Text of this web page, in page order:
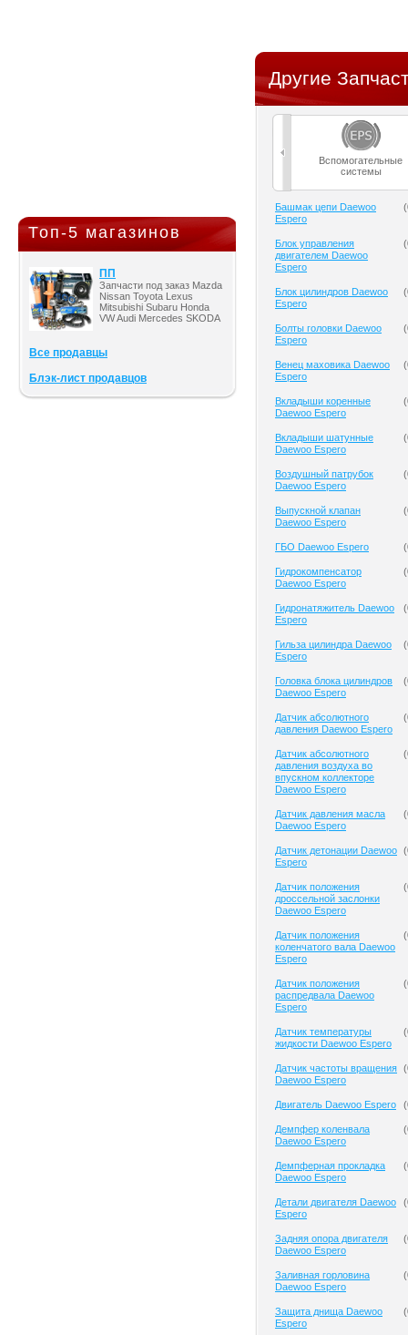
Топ-5 магазинов
ПП
Запчасти под заказ Mazda
Nissan Toyota Lexus
Mitsubishi Subaru Honda
VW Audi Mercedes SKODA
Все продавцы
Блэк-лист продавцов
Другие
Вспомогательные
системы
Башмак цепи Daewoo
Espero
(
Блок управления
двигателем Daewoo
Espero
(
Блок цилиндров Daewoo
Espero
(
Болты головки Daewoo
Espero
(
Венец маховика Daewoo
Espero
(
Вкладыши коренные
Daewoo Espero
(
Вкладыши шатунные
Daewoo Espero
(
Воздушный патрубок
Daewoo Espero
(
Выпускной клапан
Daewoo Espero
(
ГБО Daewoo Espero (
Гидрокомпенсатор
Daewoo Espero
(
Гидронатяжитель Daewoo
Espero
(
Гильза цилиндра Daewoo
Espero
(
Головка блока цилиндров
Daewoo Espero
(
Датчик абсолютного
давления Daewoo Espero
(
Датчик абсолютного
давления воздуха во
впускном коллекторе
Daewoo Espero
(
Датчик давления масла
Daewoo Espero
(
Датчик детонации Daewoo
Espero
(
Датчик положения
дроссельной заслонки
Daewoo Espero
(
Датчик положения
коленчатого вала Daewoo
Espero
(
Датчик положения
распредвала Daewoo
Espero
(
Датчик температуры
жидкости Daewoo Espero
(
Датчик частоты вращения
Daewoo Espero
(
Двигатель Daewoo Espero (
Демпфер коленвала
Daewoo Espero
(
Демпферная прокладка
Daewoo Espero
(
Детали двигателя Daewoo
Espero
(
Задняя опора двигателя
Daewoo Espero
(
Заливная горловина
Daewoo Espero
(
Защита днища Daewoo
Espero
(